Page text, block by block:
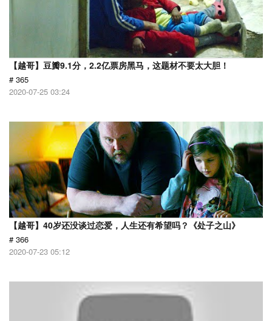
【越哥】豆瓣9.1分，2.2亿票房黑马，这题材不要太大胆！
# 365
2020-07-25 03:24
【越哥】40岁还没谈过恋爱，人生还有希望吗？《处子之山》
# 366
2020-07-23 05:12